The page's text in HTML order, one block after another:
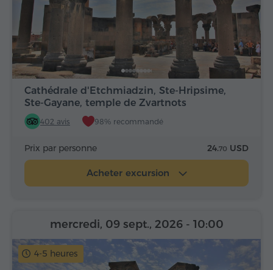
Cathédrale d'Etchmiadzin, Ste-Hripsime,
Ste-Gayane, temple de Zvartnots
402 avis 98% recommandé
Prix par personne 24.70 USD
Acheter excursion
4-5 heures
mercredi, 09 sept., 2026 - 10:00